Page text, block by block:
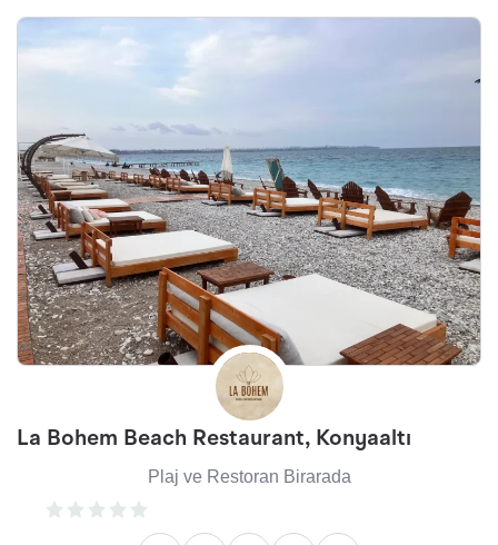
La Bohem Beach Restaurant, Konyaaltı
Plaj ve Restoran Birarada